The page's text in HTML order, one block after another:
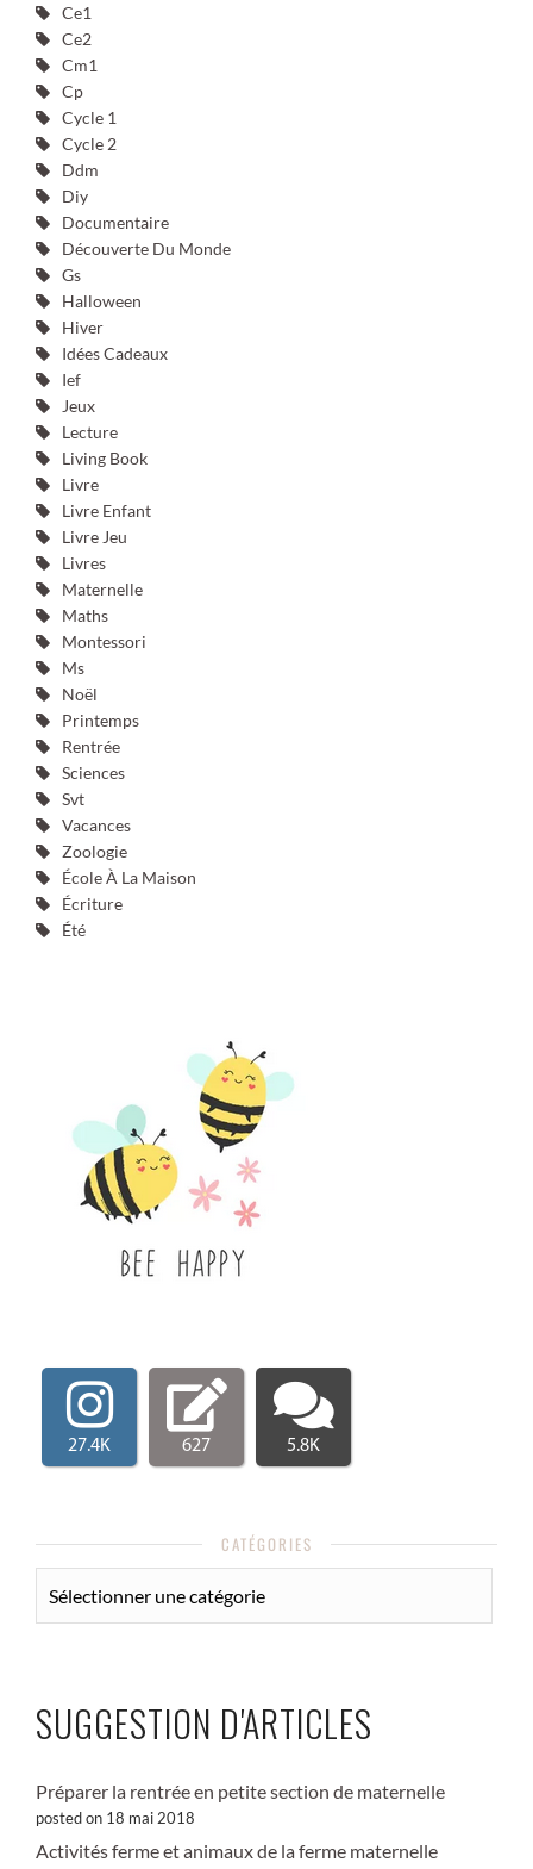
Ce1
Ce2
Cm1
Cp
Cycle 1
Cycle 2
Ddm
Diy
Documentaire
Découverte Du Monde
Gs
Halloween
Hiver
Idées Cadeaux
Ief
Jeux
Lecture
Living Book
Livre
Livre Enfant
Livre Jeu
Livres
Maternelle
Maths
Montessori
Ms
Noël
Printemps
Rentrée
Sciences
Svt
Vacances
Zoologie
École À La Maison
Écriture
Été
27.4K 627 5.8K
CATÉGORIES
CATÉGORIES
SUGGESTION D'ARTICLES
Préparer la rentrée en petite section de maternelle
posted on 18 mai 2018
Activités ferme et animaux de la ferme maternelle